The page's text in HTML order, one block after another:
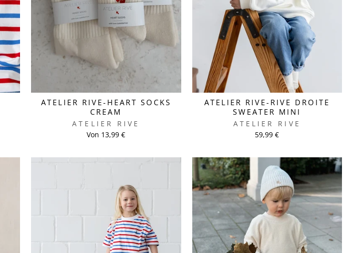
ATELIER RIVE-HEART SOCKS
CREAM
ATELIER RIVE
Von 13,99 €
ATELIER RIVE-RIVE DROITE
SWEATER MINI
ATELIER RIVE
59,99 €